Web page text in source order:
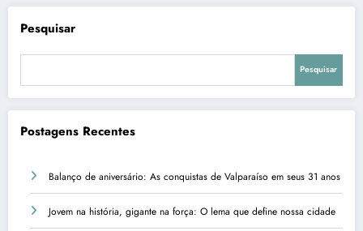
Pesquisar
Pesquisar
Postagens Recentes
Balanço de aniversário: As conquistas de Valparaíso em seus 31 anos
Jovem na história, gigante na força: O lema que define nossa cidade